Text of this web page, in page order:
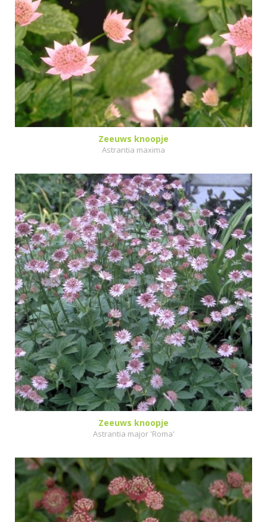
Zeeuws knoopje
Astrantia maxima
Zeeuws knoopje
Astrantia major 'Roma'